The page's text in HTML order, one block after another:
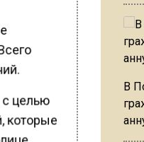
с целью
которые
В